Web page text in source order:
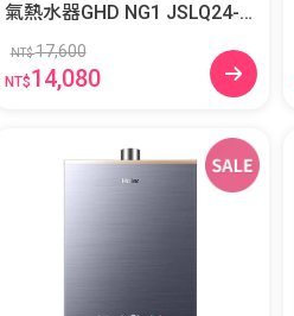
氣熱水器GHD NG1 JSLQ24-1
3GHD/NG1
NT$17,600
NT$14,080